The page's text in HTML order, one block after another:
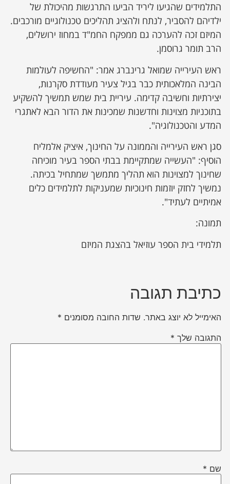
התלמידים שהגיעו ליריד הביעו התרגשות מהיכולת של
ילדיהם להסביר, לנתח ולהציג תהליכים טכנולוגיים מורכבים.
המיזם זכה להערכה גם ממפקח החמ"ד במחוז ירושלים,
הרב תומר גרוסמן.
ראש העירייה שמואל גרינברג אמר: "החשיפה לעולמות
הבינה המלאכותית כבר בגיל צעיר מעודדת סקרנות,
יצירתיות וחשיבה קדימה. עיריית בית שמש תמשיך להשקיע
בתוכניות מצוינות וחדשנות שמכינות את הדור הבא לאתגרי
המדע והטכנולוגיה".
סגן ראש העירייה והממונה על החינוך, איציק אלמליח
הוסיף: "העשייה שמתקיימת בבתי הספר בעיר מוכיחה
שחינוך למצוינות הוא תהליך מתמשך שמתחיל בכיתה.
נמשיך לחזק יוזמות חינוכיות שמעניקות לתלמידים כלים
אמיתיים לעתיד".
תמונה:
תלמידי בית הספר עוזיאל בהצגת המיזם
כתיבת תגובה
האימייל לא יוצג באתר. שדות החובה מסומנים *
התגובה שלך *
שם *